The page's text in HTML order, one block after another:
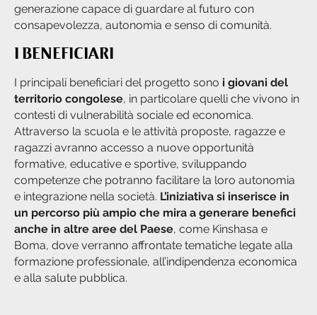
generazione capace di guardare al futuro con
consapevolezza, autonomia e senso di comunità.
I BENEFICIARI
I principali beneficiari del progetto sono i giovani del
territorio congolese, in particolare quelli che vivono in
contesti di vulnerabilità sociale ed economica.
Attraverso la scuola e le attività proposte, ragazze e
ragazzi avranno accesso a nuove opportunità
formative, educative e sportive, sviluppando
competenze che potranno facilitare la loro autonomia
e integrazione nella società. L’iniziativa si inserisce in
un percorso più ampio che mira a generare benefici
anche in altre aree del Paese, come Kinshasa e
Boma, dove verranno affrontate tematiche legate alla
formazione professionale, all’indipendenza economica
e alla salute pubblica.